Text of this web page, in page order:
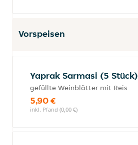
Vorspeisen
Yaprak Sarmasi (5 Stück)
gefüllte Weinblätter mit Reis
5,90 €
inkl. Pfand (0,00 €)